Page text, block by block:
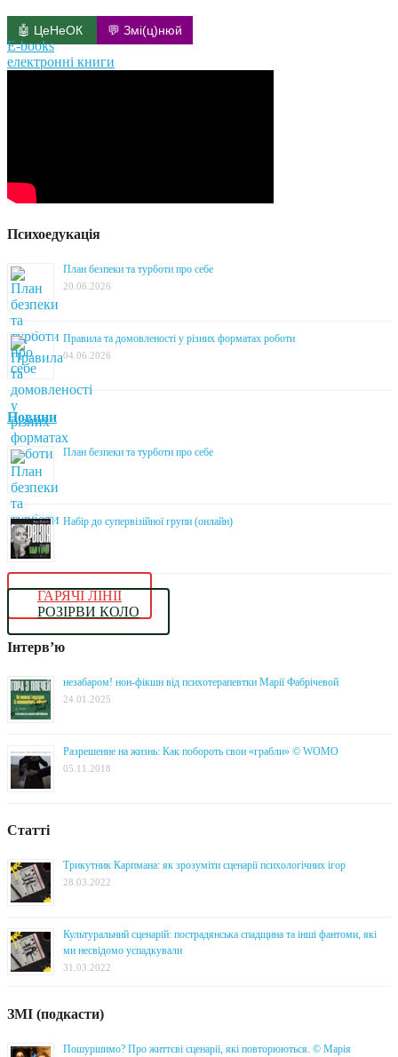
🤖 ЦеНеОК 💬 Змі(ц)нюй
E-books
електронні книги
Психоедукація
План безпеки та турботи про себе
20.06.2026
Правила та домовленості у різних форматах роботи
04.06.2026
Новини
План безпеки та турботи про себе
Набір до супервізійної групи (онлайн)
ГАРЯЧІ ЛІНІЇ
РОЗІРВИ КОЛО
Інтерв’ю
незабаром! нон-фікшн від психотерапевтки Марії Фабрічевой
24.01.2025
Разрешение на жизнь: Как побороть свои «грабли» © WOMO
05.11.2018
Статті
Трикутник Карпмана: як зрозуміти сценарії психологічних ігор
28.03.2022
Культуральний сценарій: пострадянська спадщина та інші фантоми, які
ми несвідомо успадкували
31.03.2022
ЗМІ (подкасти)
Пошуршимо? Про життєві сценарії, які повторюються. © Марія